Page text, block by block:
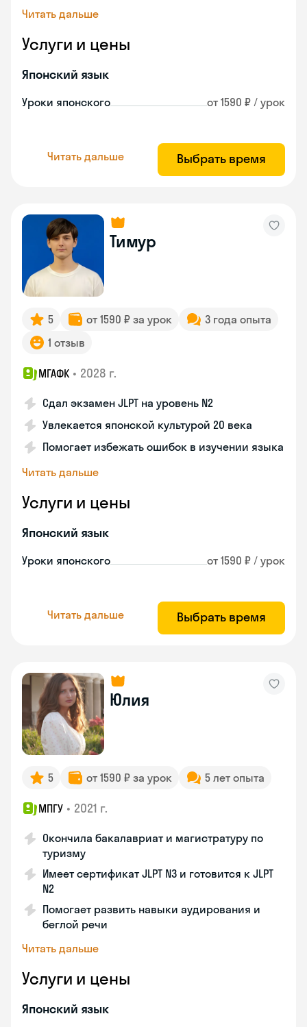
Читать дальше
Услуги и цены
Японский язык
Уроки японского от 1590 ₽ / урок
Читать дальше Выбрать время
Тимур
5 от 1590 ₽ за урок
3 года опыта
1 отзыв
МГАФК • 2028 г.
Сдал экзамен JLPT на уровень N2
Увлекается японской культурой 20 века
Помогает избежать ошибок в изучении языка
Читать дальше
Услуги и цены
Японский язык
Уроки японского от 1590 ₽ / урок
Читать дальше Выбрать время
Юлия
5 от 1590 ₽ за урок 5 лет опыта
МПГУ • 2021 г.
Окончила бакалавриат и магистратуру по
туризму
Имеет сертификат JLPT N3 и готовится к JLPT
N2
Помогает развить навыки аудирования и
беглой речи
Читать дальше
Услуги и цены
Японский язык